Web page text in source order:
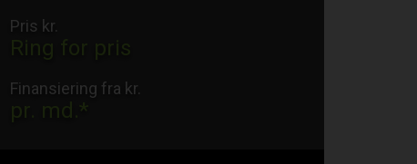
Pris kr.
Ring for pris
Finansiering fra kr.
pr. md.*